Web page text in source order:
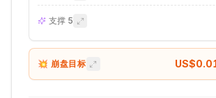
支撑 5
💥 崩盘目标